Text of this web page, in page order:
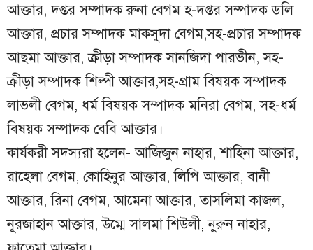
আক্তার, দপ্তর সম্পাদক রুনা বেগম হ-দপ্তর সম্পাদক ডলি
আক্তার, প্রচার সম্পাদক মাকসুদা বেগম,সহ-প্রচার সম্পাদক
আছমা আক্তার, ক্রীড়া সম্পাদক সানজিদা পারভীন, সহ-
ক্রীড়া সম্পাদক শিল্পী আক্তার,সহ-গ্রাম বিষয়ক সম্পাদক
লাভলী বেগম, ধর্ম বিষয়ক সম্পাদক মনিরা বেগম, সহ-ধর্ম
বিষয়ক সম্পাদক বেবি আক্তার।
কার্যকরী সদস্যরা হলেন- আজিজুন নাহার, শাহিনা আক্তার,
রাহেলা বেগম, কোহিনুর আক্তার, লিপি আক্তার, বানী
আক্তার, রিনা বেগম, আমেনা আক্তার, তাসলিমা কাজল,
নূরজাহান আক্তার, উম্মে সালমা শিউলী, নুরুন নাহার,